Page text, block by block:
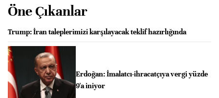
Öne Çıkanlar
Trump: İran taleplerimizi karşılayacak teklif hazırlığında
Erdoğan: İmalatcı-ihracatçıya vergi yüzde
9'a iniyor